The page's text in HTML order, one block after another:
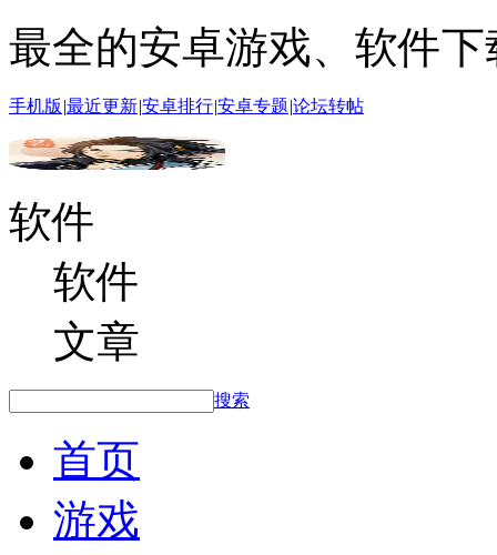
最全的安卓游戏、软件下
手机版 |最近更新|安卓排行|安卓专题|论坛转帖
软件
软件
文章
搜索
首页
游戏